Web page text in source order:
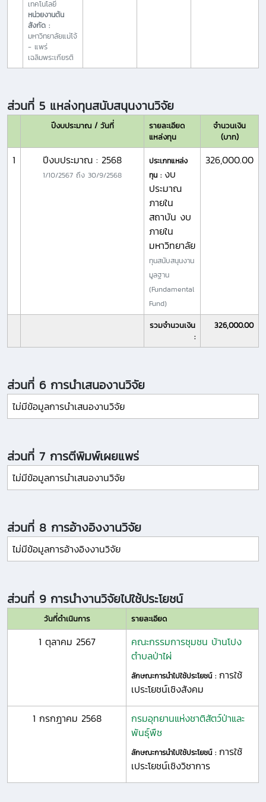
เทคโนโลยี
หน่วยงานต้น
สังกัด :
มหาวิทยาลัยแม่โจ้
- แพร่
เฉลิมพระเกียรติ
ส่วนที่ 5 แหล่งทุนสนับสนุนงานวิจัย
ปีงบประมาณ / วันที่
รายละเอียด
แหล่งทุน
จำนวนเงิน
(บาท)
1 ปีงบประมาณ : 2568
1/10/2567 ถึง 30/9/2568
ประเภทแหล่ง
ทุน : งบ
ประมาณ
ภายใน
สถาบัน งบ
ภายใน
มหาวิทยาลัย
ทุนสนับสนุนงาน
มูลฐาน
(Fundamental
Fund)
326,000.00
รวมจำนวนเงิน
:
326,000.00
ส่วนที่ 6 การนำเสนองานวิจัย
ไม่มีข้อมูลการนำเสนองานวิจัย
ส่วนที่ 7 การตีพิมพ์เผยแพร่
ไม่มีข้อมูลการนำเสนองานวิจัย
ส่วนที่ 8 การอ้างอิงงานวิจัย
ไม่มีข้อมูลการอ้างอิงงานวิจัย
ส่วนที่ 9 การนำงานวิจัยไปใช้ประโยชน์
วันที่ดำเนินการ รายละเอียด
1 ตุลาคม 2567
คณะกรรมการชุมชน บ้านโปง
ตำบลป่าไผ่
ลักษณะการนำไปใช้ประโยชน์ : การใช้
เประโยชน์เชิงสังคม
1 กรกฎาคม 2568
กรมอุทยานแห่งชาติสัตว์ป่าและ
พันธุ์พืช
ลักษณะการนำไปใช้ประโยชน์ : การใช้
เประโยชน์เชิงวิชาการ